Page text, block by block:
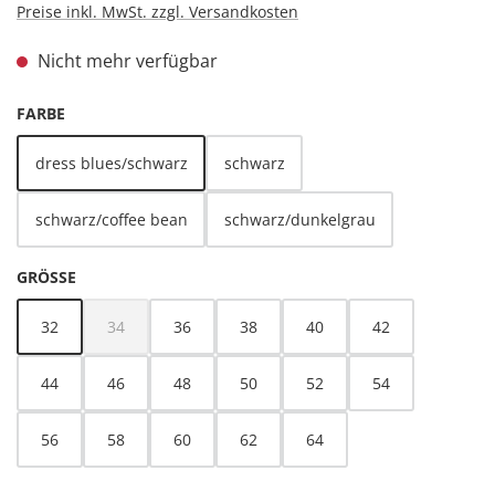
Preise inkl. MwSt. zzgl. Versandkosten
Nicht mehr verfügbar
FARBE
dress blues/schwarz
(Diese Option ist zurzeit nicht verfügbar.)
schwarz
schwarz/coffee bean schwarz/dunkelgrau
GRÖSSE
32
(Diese Option ist zurzeit nicht verfügbar.)
34
(Diese Option ist zurzeit nicht verfügbar.)
36 38 40 42
44 46 48 50 52 54
56 58 60 62 64